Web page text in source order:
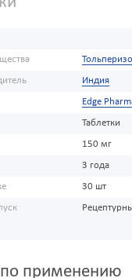
Индия
Edge
Таблетки
150 мг
3 года
30 шт
по применению